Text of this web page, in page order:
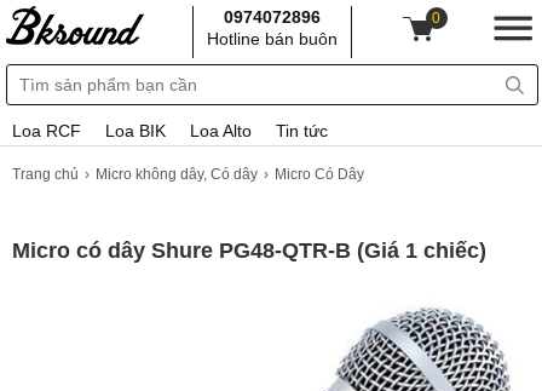
0974072896
Hotline bán buôn
0
Loa RCF Loa BIK Loa Alto Tin tức
Trang chủ Micro không dây, Có dây Micro Có Dây
Micro có dây Shure PG48-QTR-B (Giá 1 chiếc)